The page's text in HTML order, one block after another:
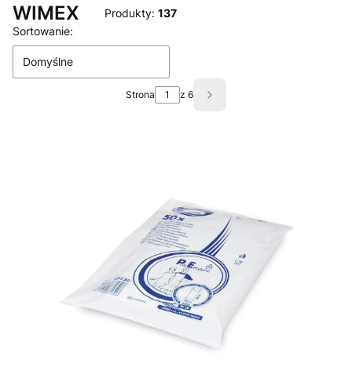
WIMEX Produkty: 137
Lista produktów
Sortowanie:
Domyślne
Strona z 6 Następne produkty